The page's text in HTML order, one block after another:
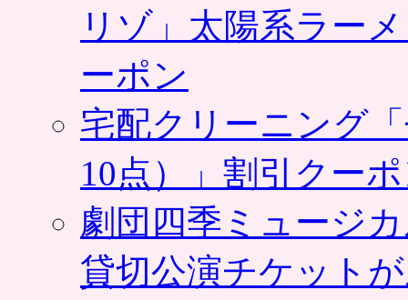
リゾ」太陽系ラー
ーポン
宅配クリーニング
10点）」割引クー
劇団四季ミュージ
貸切公演チケット